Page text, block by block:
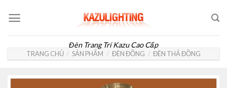
Đèn Trang Trí Kazu Cao Cấp
TRANG CHỦ / SẢN PHẨM / ĐÈN ĐỒNG / ĐÈN THẢ ĐỒNG